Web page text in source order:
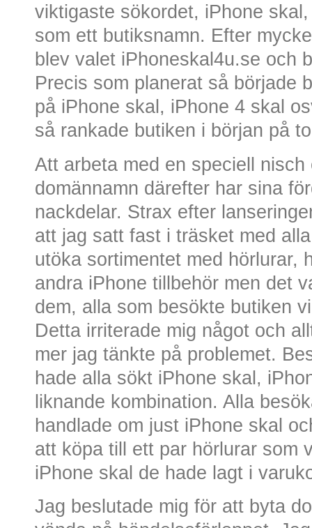
viktigaste sökordet, iPhone
som ett butiksnamn. Efter
blev valet iPhoneskal4u.se och
Precis som planerat så började
på iPhone skal, iPhone 4 skal
så rankade butiken i början på
Att arbeta med en speciell
domännamn därefter har sina
nackdelar. Strax efter
att jag satt fast i träsket med
utöka sortimentet med hörlurar,
andra iPhone tillbehör men det
dem, alla som besökte butiken
Detta irriterade mig något och
mer jag tänkte på problemet.
hade alla sökt iPhone skal,
liknande kombination. Alla
handlade om just iPhone skal
att köpa till ett par hörlurar som
iPhone skal de hade lagt i
Jag beslutade mig för att byta